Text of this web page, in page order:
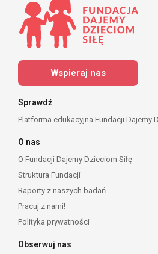
Wspieraj nas
Sprawdź
Platforma edukacyjna Fundacji Dajemy
O nas
O Fundacji Dajemy Dzieciom Siłę
Struktura Fundacji
Raporty z naszych badań
Pracuj z nami!
Polityka prywatności
Obserwuj nas